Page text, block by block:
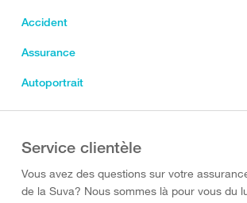
Accident
Assurance
Autoportrait
Service clientèle
Vous avez des questions sur votre
de la Suva? Nous sommes là pour vous du